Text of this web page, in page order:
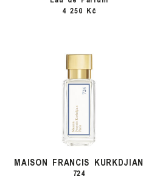
4 250 Kč
MAISON FRANCIS KURKDJIAN
724